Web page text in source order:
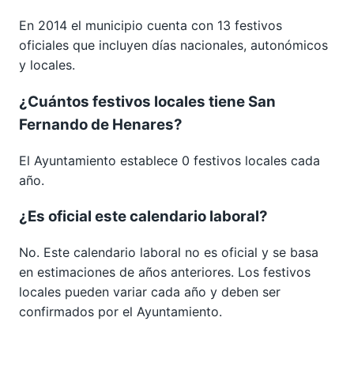
En 2014 el municipio cuenta con 13 festivos
oficiales que incluyen días nacionales, autonómicos
y locales.
¿Cuántos festivos locales tiene San
Fernando de Henares?
El Ayuntamiento establece 0 festivos locales cada
año.
¿Es oficial este calendario laboral?
No. Este calendario laboral no es oficial y se basa
en estimaciones de años anteriores. Los festivos
locales pueden variar cada año y deben ser
confirmados por el Ayuntamiento.